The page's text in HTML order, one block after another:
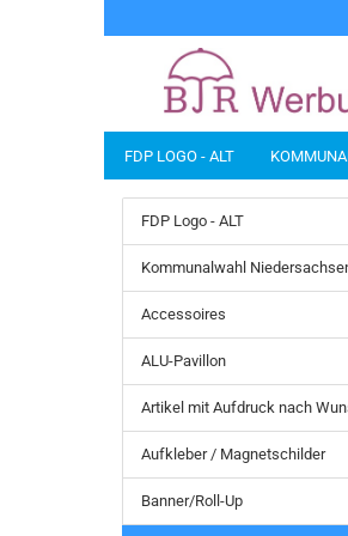
FDP LOGO - ALT
BANNER/ROLL-UP
FDP Logo - ALT
Kommunalwahl
Accessoires
ALU-Pavillon
Artikel mit Aufdruck nach
Aufkleber / Magnetschilder
Banner/Roll-Up